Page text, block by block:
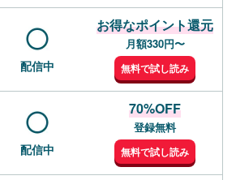
配信中
お得なポイント還元
月額330円〜
無料で試し読み
配信中
70%OFF
登録無料
無料で試し読み